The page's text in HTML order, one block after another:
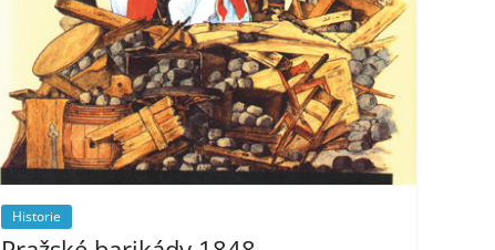
Historie